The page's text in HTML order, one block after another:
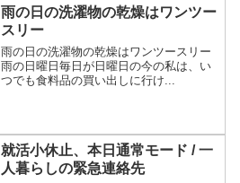
雨の日の洗濯物の乾燥はワンツー
スリー
雨の日の洗濯物の乾燥はワンツースリー
雨の日曜日毎日が日曜日の今の私は、い
つでも食料品の買い出しに行け...
就活小休止、本日通常モード / 一
人暮らしの緊急連絡先